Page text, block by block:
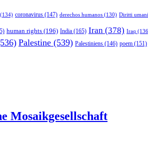
(134) coronavirus (147) derechos humanos (130) Diritti umani
human rights (196) India (165) Iran (378) Iraq
Palestine (539) Palestiniens (146) poem (151)
Mosaikgesellschaft